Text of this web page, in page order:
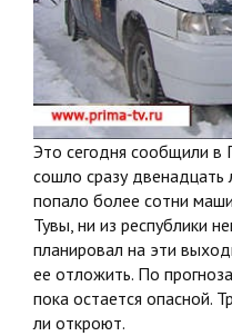
Это сегодня сообщили в
сошло сразу двенадцать
попало более сотни
Тувы, ни из республики
планировал на эти
ее отложить. По
пока остается опасной.
ли откроют.